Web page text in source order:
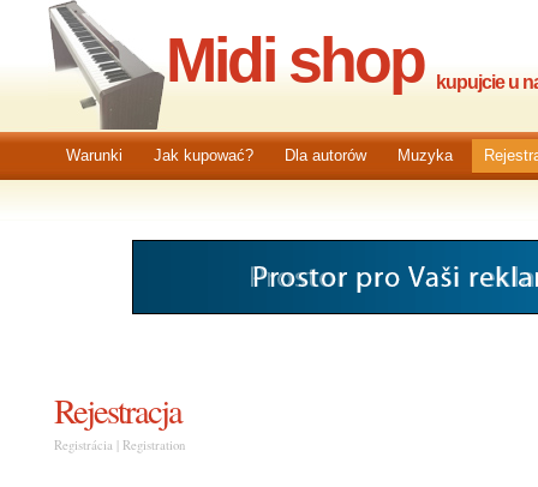
Midi shop kupujcie u
Warunki Jak kupować? Dla autorów Muzyka
Rejestracja
Registrácia | Registration